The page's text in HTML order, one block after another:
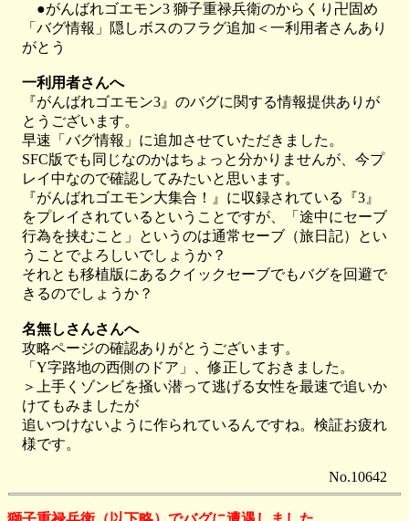
●がんばれゴエモン3 獅子重禄兵衛のからくり卍固め
「バグ情報」隠しボスのフラグ追加＜一利用者さんあり
がとう
一利用者さんへ
『がんばれゴエモン3』のバグに関する情報提供ありが
とうございます。
早速「バグ情報」に追加させていただきました。
SFC版でも同じなのかはちょっと分かりませんが、今プ
レイ中なので確認してみたいと思います。
『がんばれゴエモン大集合！』に収録されている『3』
をプレイされているということですが、「途中にセーブ
行為を挟むこと」というのは通常セーブ（旅日記）とい
うことでよろしいでしょうか？
それとも移植版にあるクイックセーブでもバグを回避で
きるのでしょうか？
名無しさんさんへ
攻略ページの確認ありがとうございます。
「Y字路地の西側のドア」、修正しておきました。
＞上手くゾンビを掻い潜って逃げる女性を最速で追いか
けてもみましたが
追いつけないように作られているんですね。検証お疲れ
様です。
No.10642